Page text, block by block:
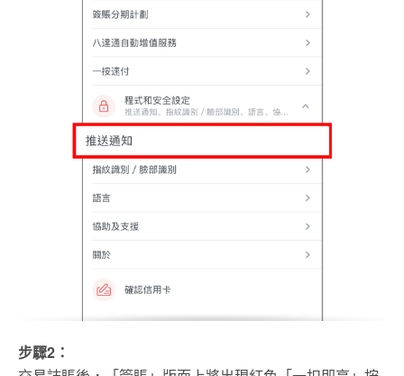
步驟2：